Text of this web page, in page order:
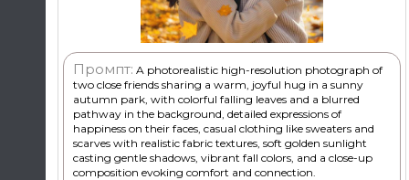
Промпт: A photorealistic high-resolution photograph of
two close friends sharing a warm, joyful hug in a sunny
autumn park, with colorful falling leaves and a blurred
pathway in the background, detailed expressions of
happiness on their faces, casual clothing like sweaters and
scarves with realistic fabric textures, soft golden sunlight
casting gentle shadows, vibrant fall colors, and a close-up
composition evoking comfort and connection.